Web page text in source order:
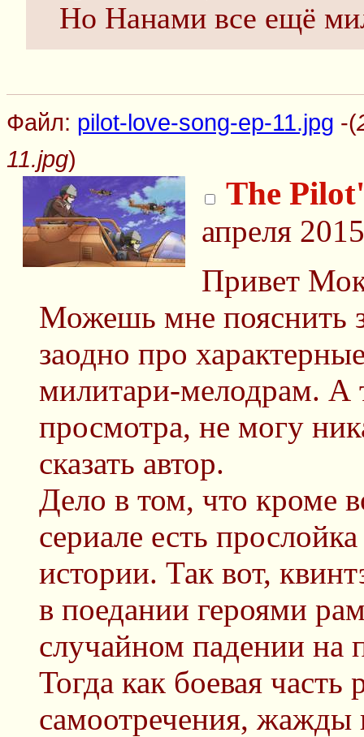
Но Нанами все ещё
Файл: pilot-love-song-ep-11.jpg -(
11.jpg)
The
апреля
Привет
Можешь мне пояснить
заодно про
милитари-мелодрам. А
просмотра, не могу
сказать автор.
Дело в том, что кроме
сериале есть
истории. Так вот,
в поедании героями
случайном падении на
Тогда как боевая часть
самоотречения, жажды